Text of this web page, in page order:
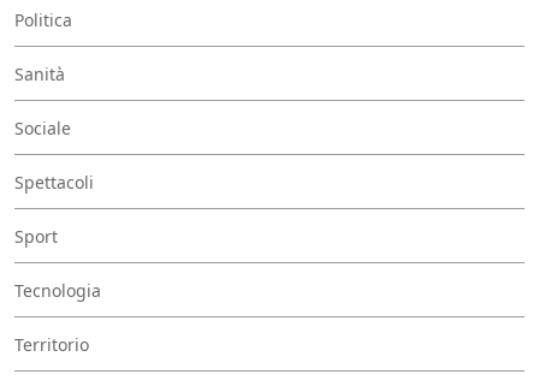
Politica
Sanità
Sociale
Spettacoli
Sport
Tecnologia
Territorio